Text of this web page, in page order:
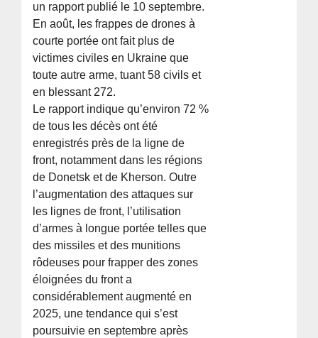
un rapport publié le 10 septembre.
En août, les frappes de drones à
courte portée ont fait plus de
victimes civiles en Ukraine que
toute autre arme, tuant 58 civils et
en blessant 272.
Le rapport indique qu’environ 72 %
de tous les décès ont été
enregistrés près de la ligne de
front, notamment dans les régions
de Donetsk et de Kherson. Outre
l’augmentation des attaques sur
les lignes de front, l’utilisation
d’armes à longue portée telles que
des missiles et des munitions
rôdeuses pour frapper des zones
éloignées du front a
considérablement augmenté en
2025, une tendance qui s’est
poursuivie en septembre après